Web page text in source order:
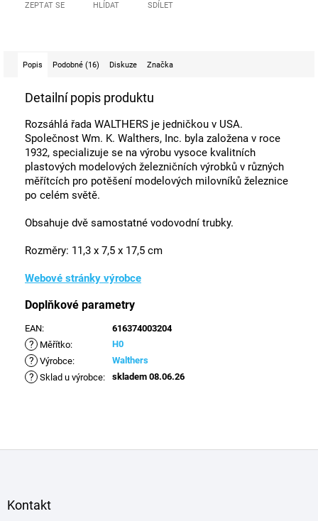
ZEPTAT SE HLÍDAT SDÍLET
Popis Podobné (16) Diskuze Značka
Detailní popis produktu
Rozsáhlá řada WALTHERS je jedničkou v USA.
Společnost Wm. K. Walthers, Inc. byla založena v roce
1932, specializuje se na výrobu vysoce kvalitních
plastových modelových železničních výrobků v různých
měřítcích pro potěšení modelových milovníků železnice
po celém světě.
Obsahuje dvě samostatné vodovodní trubky.
Rozměry: 11,3 x 7,5 x 17,5 cm
Webové stránky výrobce
Doplňkové parametry
EAN: 616374003204
? Měřítko: H0
? Výrobce: Walthers
? Sklad u výrobce: skladem 08.06.26
Kontakt